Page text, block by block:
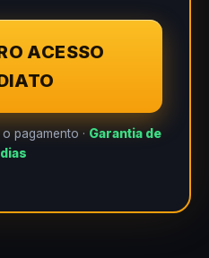
ACESSO
pagamento · Garantia de